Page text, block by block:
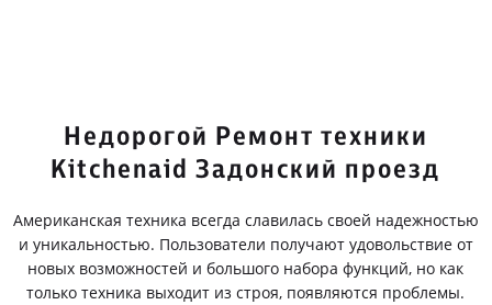
Недорогой Ремонт техники
Kitchenaid Задонский проезд
Американская техника всегда славилась своей надежностью
и уникальностью. Пользователи получают удовольствие от
новых возможностей и большого набора функций, но как
только техника выходит из строя, появляются проблемы.